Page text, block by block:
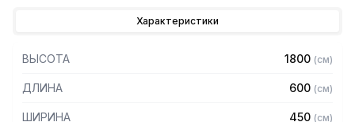
Характеристики
ВЫСОТА 1800 (см)
ДЛИНА 600 (см)
ШИРИНА 450 (см)